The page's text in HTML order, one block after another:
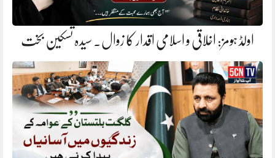
اولڈ ہومز: اخلاقی و اسلامی اقدار کا زوال. سیدہ تسکین بخت